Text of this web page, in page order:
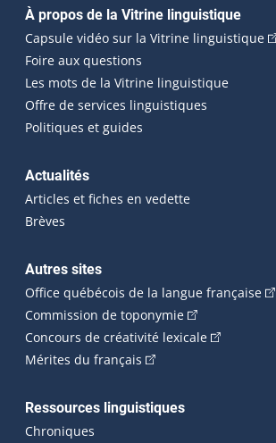
Navigation principale
À propos de la Vitrine linguistique
Capsule vidéo sur la Vitrine linguistique
Foire aux questions
Les mots de la Vitrine linguistique
Offre de services linguistiques
Politiques et guides
Actualités
Articles et fiches en vedette
Brèves
Autres sites
Office québécois de la langue française
Commission de toponymie(Cet hyperlien
Concours de créativité lexicale(Cet
Mérites du français (Cet hyperlien
Ressources linguistiques
Chroniques